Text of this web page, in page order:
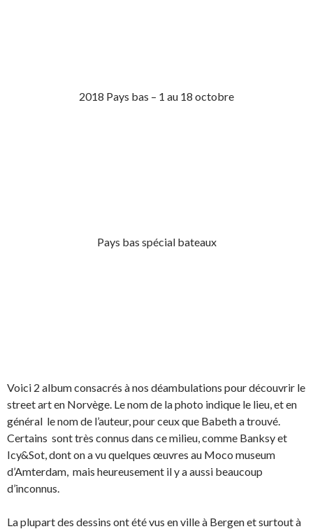
2018 Pays bas – 1 au 18 octobre
Pays bas spécial bateaux
Voici 2 album consacrés à nos déambulations pour découvrir le
street art en Norvège. Le nom de la photo indique le lieu, et en
général le nom de l’auteur, pour ceux que Babeth a trouvé.
Certains sont très connus dans ce milieu, comme Banksy et
Icy&Sot, dont on a vu quelques œuvres au Moco museum
d’Amterdam, mais heureusement il y a aussi beaucoup
d’inconnus.
La plupart des dessins ont été vus en ville à Bergen et surtout à